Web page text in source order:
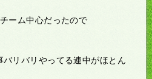
ーム中心だったので
リバリやってる連中がほとん